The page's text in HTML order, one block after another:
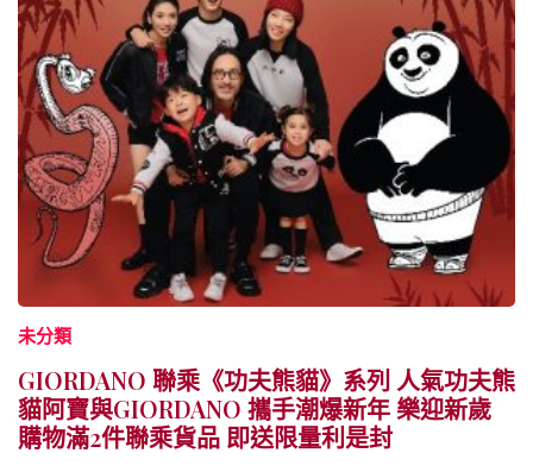
未分類
GIORDANO 聯乘《功夫熊貓》系列 人氣功夫熊
貓阿寶與GIORDANO 攜手潮爆新年 樂迎新歲
購物滿2件聯乘貨品 即送限量利是封